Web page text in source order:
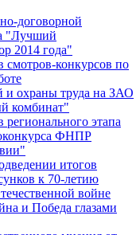
договорной
"Лучший
2014 года"
смотров-конкурсов по
и охраны труда на ЗАО
комбинат"
этапа
ФНПР
итогов
к 70-летию
войне
и Победа глазами